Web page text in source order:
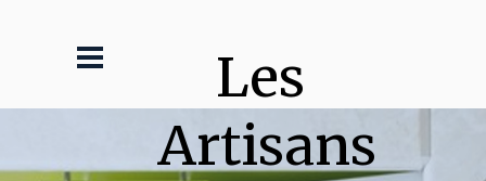
Les
Artisans